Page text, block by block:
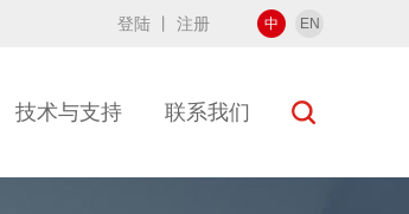
中 EN
登陆 注册
技术与支持 联系我们